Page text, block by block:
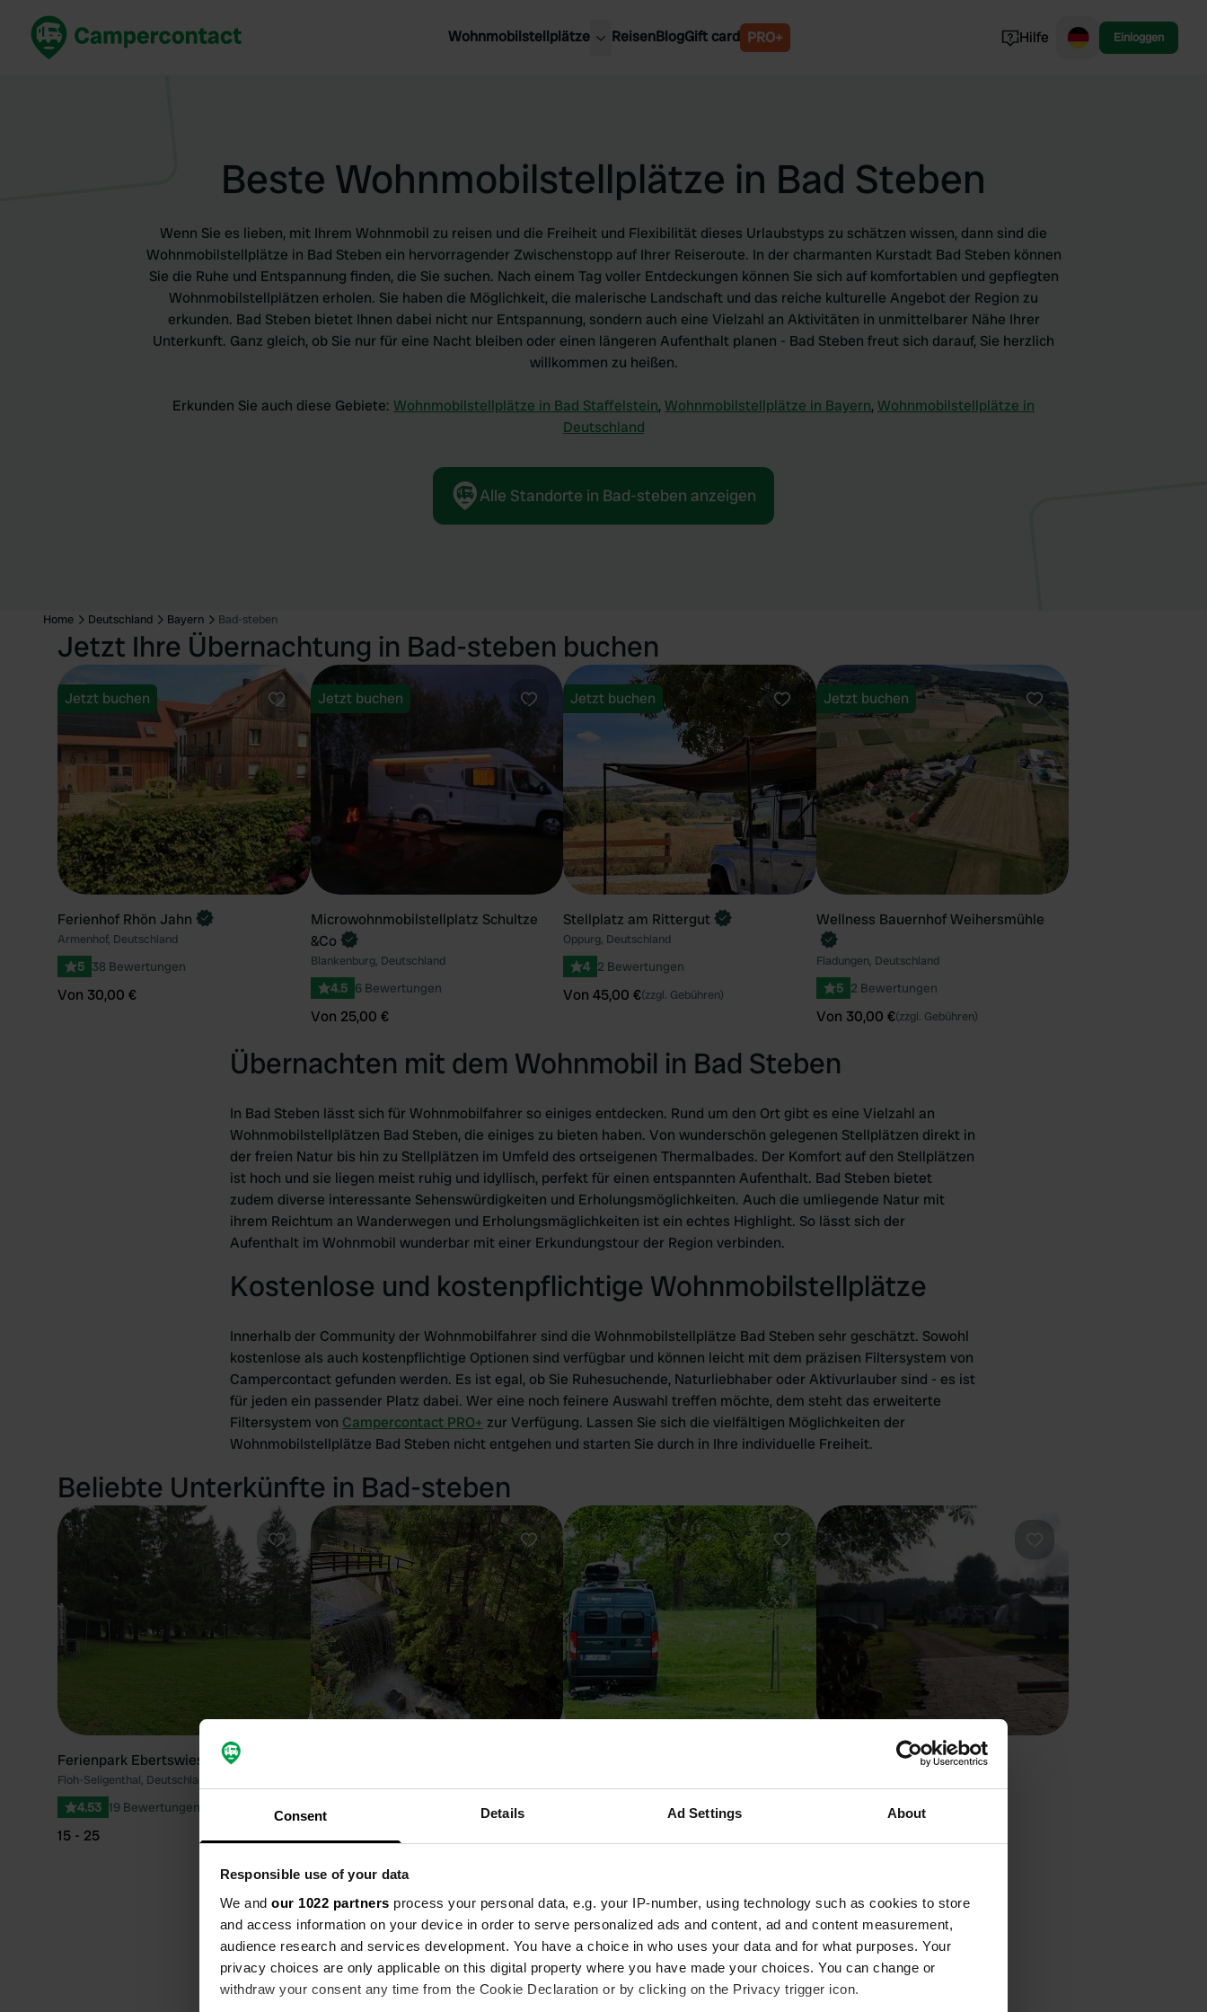
Consent Details Ad Settings About
Responsible use of your data
We and our 1022 partners process your personal data, e.g. your IP-number, using technology such as cookies to store
and access information on your device in order to serve personalized ads and content, ad and content measurement,
audience research and services development. You have a choice in who uses your data and for what purposes. Your
privacy choices are only applicable on this digital property where you have made your choices. You can change or
withdraw your consent any time from the Cookie Declaration or by clicking on the Privacy trigger icon.
Wohnmobilstellplätze
Alle ansehen...
Frankreich
Italien
Schweden
ReisenBlogGift card PRO+ Hilfe Einloggen
Beste Wohnmobilstellplätze in Bad Steben
Wenn Sie es lieben, mit Ihrem Wohnmobil zu reisen und die Freiheit und Flexibilität dieses Urlaubstyps zu schätzen wissen, dann sind die
Wohnmobilstellplätze in Bad Steben ein hervorragender Zwischenstopp auf Ihrer Reiseroute. In der charmanten Kurstadt Bad Steben können
Sie die Ruhe und Entspannung finden, die Sie suchen. Nach einem Tag voller Entdeckungen können Sie sich auf komfortablen und gepflegten
Wohnmobilstellplätzen erholen. Sie haben die Möglichkeit, die malerische Landschaft und das reiche kulturelle Angebot der Region zu
erkunden. Bad Steben bietet Ihnen dabei nicht nur Entspannung, sondern auch eine Vielzahl an Aktivitäten in unmittelbarer Nähe Ihrer
Unterkunft. Ganz gleich, ob Sie nur für eine Nacht bleiben oder einen längeren Aufenthalt planen - Bad Steben freut sich darauf, Sie herzlich
willkommen zu heißen.
Erkunden Sie auch diese Gebiete: Wohnmobilstellplätze in Bad Staffelstein, Wohnmobilstellplätze in Bayern, Wohnmobilstellplätze in
Deutschland
Alle Standorte in Bad-steben anzeigen
Home Deutschland Bayern Bad-steben
Jetzt Ihre Übernachtung in Bad-steben buchen
Favorit
Jetzt buchen
Ferienhof Rhön Jahn
Armenhof, Deutschland
5 38 Bewertungen
Von 30,00 €
Favorit
Jetzt buchen
Microwohnmobilstellplatz Schultze
&Co
Blankenburg, Deutschland
4.5 6 Bewertungen
Von 25,00 €
Favorit
Jetzt buchen
Stellplatz am Rittergut
Oppurg, Deutschland
4 2 Bewertungen
Von 45,00 €(zzgl. Gebühren)
Favorit
Jetzt buchen
Wellness Bauernhof Weihersmühle
Fladungen, Deutschland
5 2 Bewertungen
Von 30,00 €(zzgl. Gebühren)
Übernachten mit dem Wohnmobil in Bad Steben
In Bad Steben lässt sich für Wohnmobilfahrer so einiges entdecken. Rund um den Ort gibt es eine Vielzahl an
Wohnmobilstellplätzen Bad Steben, die einiges zu bieten haben. Von wunderschön gelegenen Stellplätzen direkt in
der freien Natur bis hin zu Stellplätzen im Umfeld des ortseigenen Thermalbades. Der Komfort auf den Stellplätzen
ist hoch und sie liegen meist ruhig und idyllisch, perfekt für einen entspannten Aufenthalt. Bad Steben bietet
zudem diverse interessante Sehenswürdigkeiten und Erholungsmöglichkeiten. Auch die umliegende Natur mit
ihrem Reichtum an Wanderwegen und Erholungsmäglichkeiten ist ein echtes Highlight. So lässt sich der
Aufenthalt im Wohnmobil wunderbar mit einer Erkundungstour der Region verbinden.
Kostenlose und kostenpflichtige Wohnmobilstellplätze
Innerhalb der Community der Wohnmobilfahrer sind die Wohnmobilstellplätze Bad Steben sehr geschätzt. Sowohl
kostenlose als auch kostenpflichtige Optionen sind verfügbar und können leicht mit dem präzisen Filtersystem von
Campercontact gefunden werden. Es ist egal, ob Sie Ruhesuchende, Naturliebhaber oder Aktivurlauber sind - es ist
für jeden ein passender Platz dabei. Wer eine noch feinere Auswahl treffen möchte, dem steht das erweiterte
Filtersystem von Campercontact PRO+ zur Verfügung. Lassen Sie sich die vielfältigen Möglichkeiten der
Wohnmobilstellplätze Bad Steben nicht entgehen und starten Sie durch in Ihre individuelle Freiheit.
Beliebte Unterkünfte in Bad-steben
Favorit
Ferienpark Ebertswiese
Floh-Seligenthal, Deutschland
4.53 19 Bewertungen
15 - 25
Favorit Favorit
13 Bewertungen
Camping Diemelaue
33 Bewertungen
Beste Jahreszeit um Bad Steben mit dem Wohnmobil zu
besuchen
Die Frage, wann die ideale Jahreszeit für eine Reise mit dem Wohnmobil nach Bad Steben ist, hängt stark von
Ihren persönlichen Vorlieben ab. Soll es eher frühlingshaft blühend oder golden herbstlich sein? Bad Steben bietet